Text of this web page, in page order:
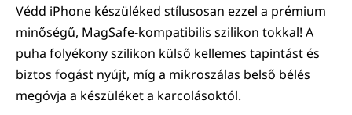
Védd iPhone készüléked stílusosan ezzel a prémium
minőségű, MagSafe-kompatibilis szilikon tokkal! A
puha folyékony szilikon külső kellemes tapintást és
biztos fogást nyújt, míg a mikroszálas belső bélés
megóvja a készüléket a karcolásoktól.